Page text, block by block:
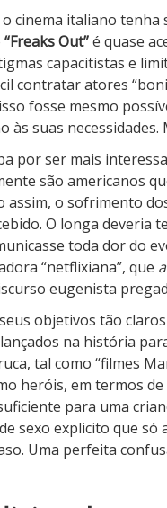
cinema italiano tenha
“Freaks Out”é quase
capacitistas e
contratar atores
fosse mesmo
às suas
por ser mais
são americanos
assim, o sofrimento
O longa deveria
toda dor do
“netflixiana”, que a
eugenista
objetivos tão
na história
tal como “filmes
heróis, em termos
para uma
sexo explicito que
Uma perfeita